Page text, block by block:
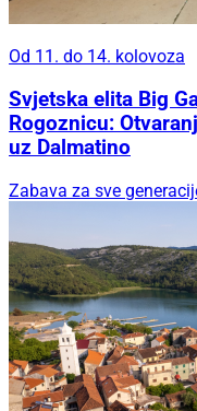
Od 11. do 14. kolovoza
Svjetska elita Big
Rogoznicu:
uz Dalmatino
Zabava za sve